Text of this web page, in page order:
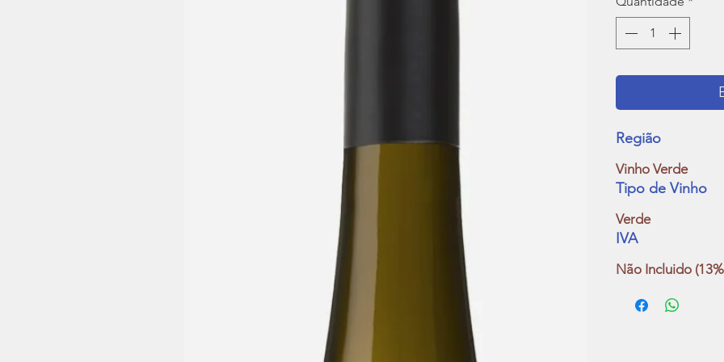
Região
Vinho Verde
Tipo de Vinho
Verde
IVA
Não Incluido